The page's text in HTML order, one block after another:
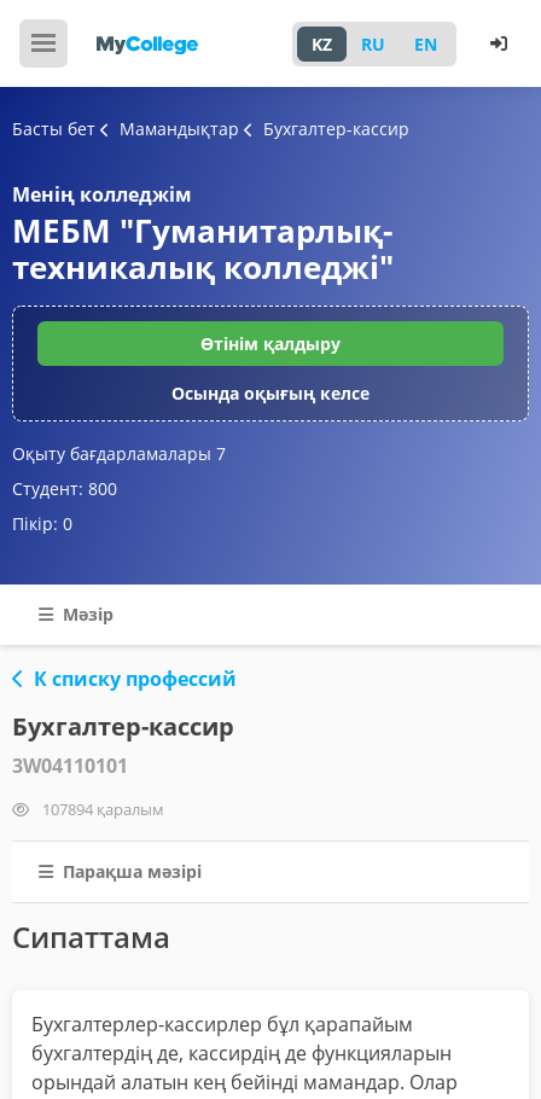
KZ RU EN
Басты бет Мамандықтар Бухгалтер-кассир
Менің колледжім
МЕБМ "Гуманитарлық-
техникалық колледжі"
Өтінім қалдыру
Осында оқығың келсе
Оқыту бағдарламалары 7
Студент: 800
Пікір: 0
Мәзір
К списку профессий
Бухгалтер-кассир
3W04110101
107894 қаралым
Парақша мәзірі
Сипаттама
Бухгалтерлер-кассирлер бұл қарапайым
бухгалтердің де, кассирдің де функцияларын
орындай алатын кең бейінді мамандар. Олар